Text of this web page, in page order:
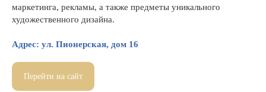
маркетинга, рекламы, а также предметы уникального
художественного дизайна.
Адрес: ул. Пионерская, дом 16
Перейти на сайт